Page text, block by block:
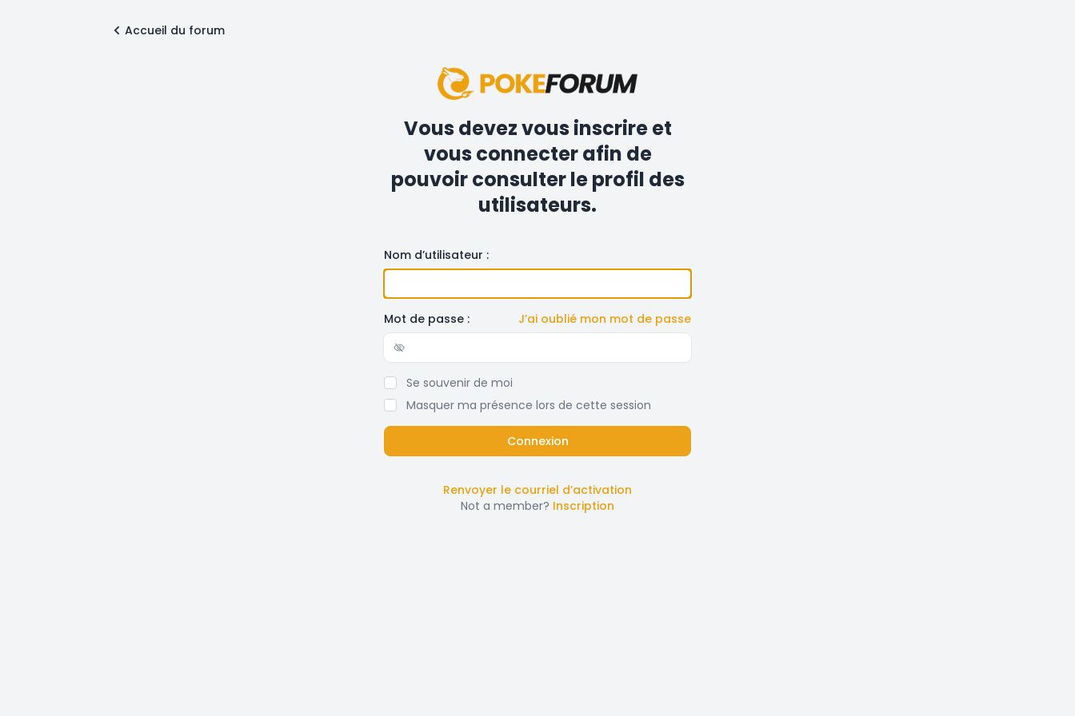
Accueil du forum
Vous devez vous inscrire et
vous connecter afin de
pouvoir consulter le profil des
utilisateurs.
Nom d’utilisateur :
Mot de passe : J’ai oublié mon mot de passe
Show/hide password
Se souvenir de moi
Masquer ma présence lors de cette session
Renvoyer le courriel d’activation
Not a member? Inscription